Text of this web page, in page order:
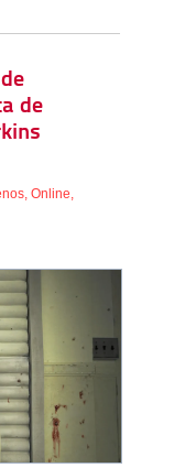
de
, Online,